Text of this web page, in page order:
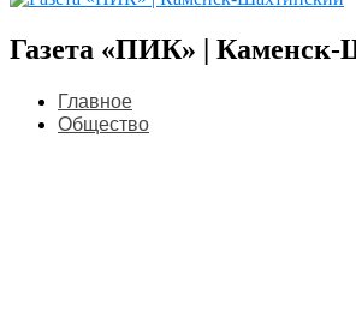
Газета «ПИК» |
Главное
Общество